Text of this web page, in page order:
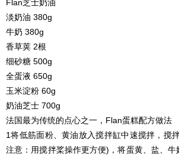
Flan芝士奶油
淡奶油 380g
牛奶 380g
香草荚 2根
细砂糖 500g
全蛋液 650g
玉米淀粉 60g
奶油芝士 700g
法国最为传统的点心之一，Flan蛋糕配方做法
1将低筋面粉、黄油放入搅拌缸中速搅拌，搅
注意：用搅拌桨操作更方便)，将蛋黄、盐、牛